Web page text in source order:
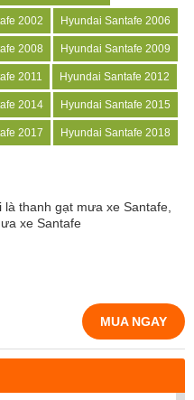
2002 Hyundai Santafe 2006
2008 Hyundai Santafe 2009
2011 Hyundai Santafe 2012
2014 Hyundai Santafe 2015
2017 Hyundai Santafe 2018
thanh gạt mưa xe Santafe,
xe Santafe
MUA NGAY